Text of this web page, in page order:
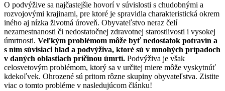
O podvýžive sa najčastejšie hovorí v súvislosti s chudobnými a
rozvojovými krajinami, pre ktoré je spravidla charakteristická okrem
iného aj nízka životná úroveň. Obyvateľstvo neraz čelí
nezamestnanosti či nedostatočnej zdravotnej starostlivosti i vysokej
úmrtnosti. Veľkým problémom môže byť nedostatok potravín a
s ním súvisiaci hlad a podvýživa, ktoré sú v mnohých prípadoch
v daných oblastiach príčinou úmrtí. Podvýživa je však
celosvetovým problémom, ktorý sa v určitej miere môže vyskytnúť
kdekoľvek. Ohrozené sú pritom rôzne skupiny obyvateľstva. Zistite
viac o tomto probléme v nasledujúcom článku!